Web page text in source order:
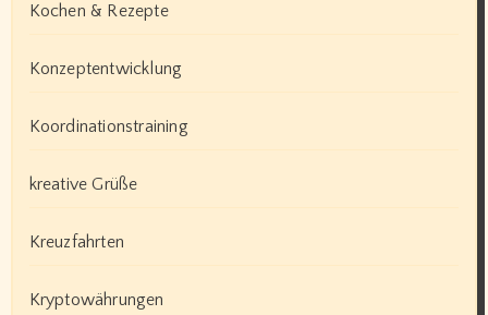
Kochen & Rezepte
Konzeptentwicklung
Koordinationstraining
kreative Grüße
Kreuzfahrten
Kryptowährungen